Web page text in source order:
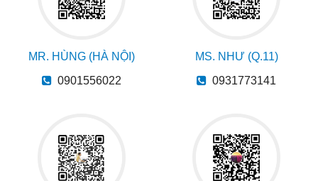
MR. HÙNG (HÀ NỘI)
0901556022
MS. NHƯ (Q.11)
0931773141